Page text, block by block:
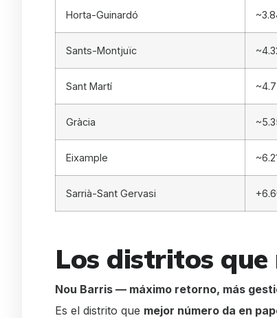
Horta-Guinardó
Sants-Montjuïc
Sant Martí
Gràcia
Eixample
Sarrià-Sant Gervasi
Los distritos
Nou Barris — máximo retorno, más
Es el distrito que mejor número da en